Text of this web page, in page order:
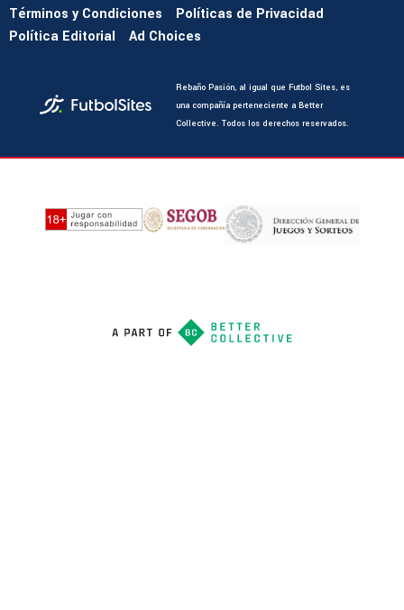
Términos y Condiciones
Políticas de Privacidad
Política Editorial
Ad Choices
Rebaño Pasión, al igual que Futbol Sites, es
una compañía perteneciente a Better
Collective. Todos los derechos reservados.